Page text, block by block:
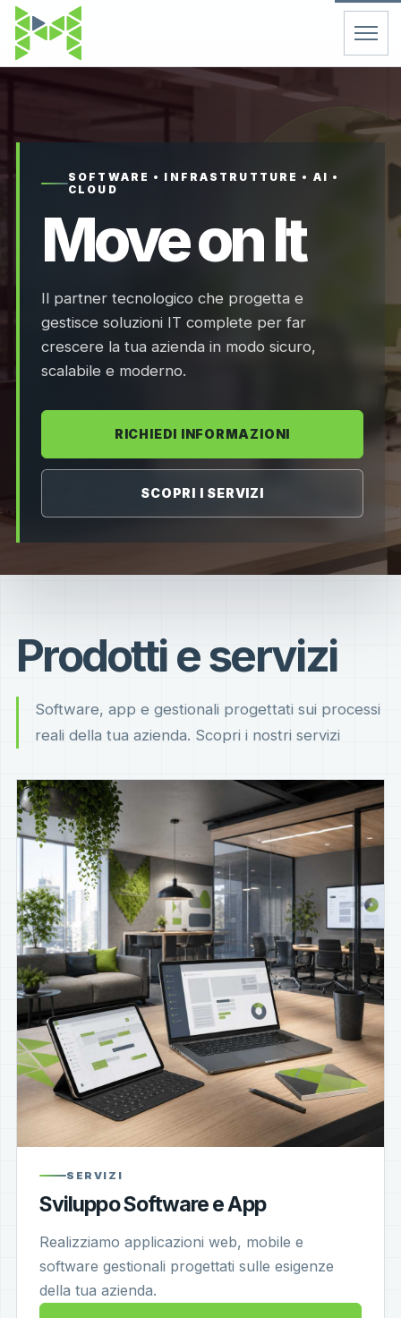
Servizi
Chi Siamo
Contatti
FAQ
Support
SOFTWARE • INFRASTRUTTURE • AI •
CLOUD
Move on It
Il partner tecnologico che progetta e
gestisce soluzioni IT complete per far
crescere la tua azienda in modo sicuro,
scalabile e moderno.
RICHIEDI INFORMAZIONI
SCOPRI I SERVIZI
Prodotti e servizi
Software, app e gestionali progettati sui processi
reali della tua azienda. Scopri i nostri servizi
SERVIZI
Sviluppo Software e App
Realizziamo applicazioni web, mobile e
software gestionali progettati sulle esigenze
della tua azienda.